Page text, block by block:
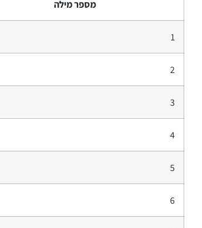
מספר מילה
1
2
3
4
5
6